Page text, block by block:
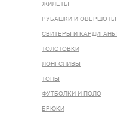
ЖИЛЕТЫ
РУБАШКИ И ОВЕРШОТЫ
СВИТЕРЫ И КАРДИГАНЫ
ТОЛСТОВКИ
ЛОНГСЛИВЫ
ТОПЫ
ФУТБОЛКИ И ПОЛО
БРЮКИ